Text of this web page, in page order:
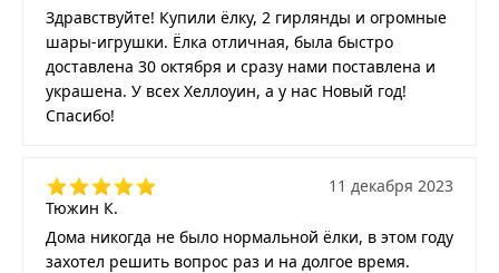
Здравствуйте! Купили ёлку, 2 гирлянды и огромные
шары-игрушки. Ёлка отличная, была быстро
доставлена 30 октября и сразу нами поставлена и
украшена. У всех Хеллоуин, а у нас Новый год!
Спасибо!
Тюжин К.
11 декабря 2023
Дома никогда не было нормальной ёлки, в этом году
захотел решить вопрос раз и на долгое время.